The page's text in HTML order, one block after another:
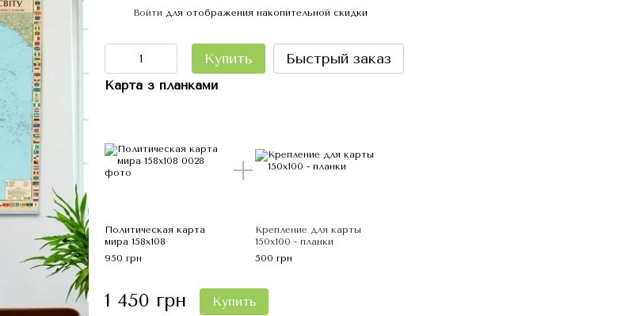
Войти для отображения накопительной скидки
Купить Быстрый заказ
Карта з планками
Политическая карта
мира 158х108
950 грн
Крепление для карты
150х100 - планки
500 грн
1 450 грн
Купить